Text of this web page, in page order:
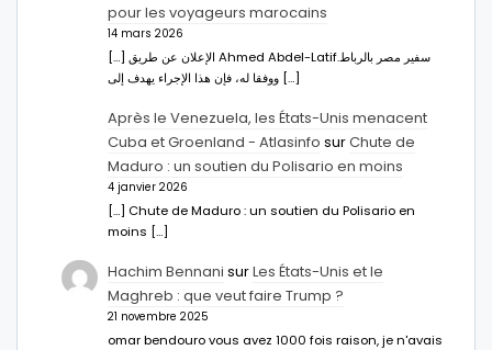
pour les voyageurs marocains
14 mars 2026
[…] الإعلان عن طريق Ahmed Abdel-Latifسفير مصر بالرباط.
ووفقا له، فإن هذا الإجراء يهدف إلى […]
Après le Venezuela, les États-Unis menacent
Cuba et Groenland - Atlasinfo surChute de
Maduro : un soutien du Polisario en moins
4 janvier 2026
[…] Chute de Maduro : un soutien du Polisario en
moins […]
Hachim Bennani surLes États-Unis et le
Maghreb : que veut faire Trump ?
21 novembre 2025
omar bendouro vous avez 1000 fois raison, je n'avais